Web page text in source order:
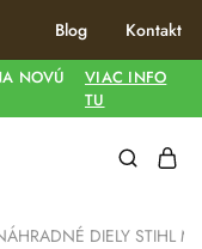
Blog Kontakt
NOVÚ
VIAC INFO
TU
DIELY STIHL